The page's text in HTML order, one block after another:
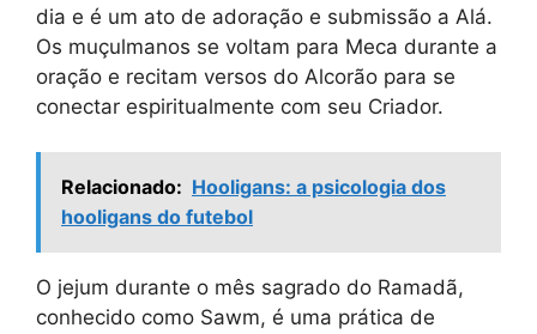
dia e é um ato de adoração e submissão a Alá.
Os muçulmanos se voltam para Meca durante a
oração e recitam versos do Alcorão para se
conectar espiritualmente com seu Criador.
Relacionado: Hooligans: a psicologia dos
hooligans do futebol
O jejum durante o mês sagrado do Ramadã,
conhecido como Sawm, é uma prática de